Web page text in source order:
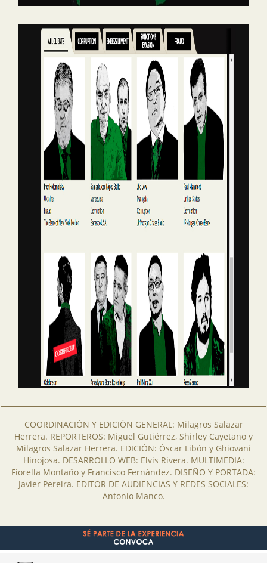
COORDINACIÓN Y EDICIÓN GENERAL: Milagros Salazar
Herrera. REPORTEROS: Miguel Gutiérrez, Shirley Cayetano y
Milagros Salazar Herrera. EDICIÓN: Óscar Libón y Ghiovani
Hinojosa. DESARROLLO WEB: Elvis Rivera. MULTIMEDIA:
Fiorella Montaño y Francisco Fernández. DISEÑO Y PORTADA:
Javier Pereira. EDITOR DE AUDIENCIAS Y REDES SOCIALES:
Antonio Manco.